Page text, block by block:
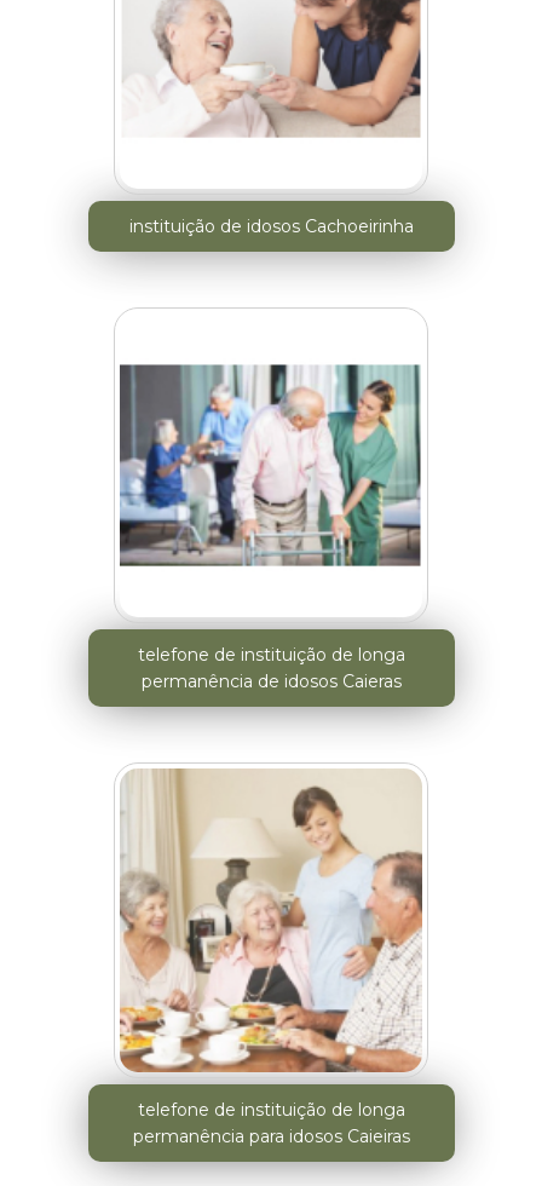
instituição de idosos Cachoeirinha
telefone de instituição de longa
permanência de idosos Caieras
telefone de instituição de longa
permanência para idosos Caieiras